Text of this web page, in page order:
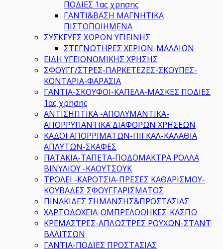
ΠΟΔΙΕΣ 1ας χρησης
ΓΑΝΤΙ&ΒΑΣΗ ΜΑΓΝΗΤΙΚΑ
ΠΙΣΤΟΠΟΙΗΜΕΝΑ
ΣΥΣΚΕΥΕΣ ΧΩΡΩΝ ΥΓΙΕΙΝΗΣ
ΣΤΕΓΝΩΤΗΡΕΣ ΧΕΡΙΩΝ-ΜΑΛΛΙΩΝ
ΕΙΔΗ ΥΓΕΙΟΝΟΜΙΚΗΣ ΧΡΗΣΗΣ
ΣΦΟΥΓΓ/ΣΤΡΕΣ-ΠΑΡΚΕΤΕΖΕΣ-ΣΚΟΥΠΕΣ-
ΚΟΝΤΑΡΙΑ-ΦΑΡΑΣΙΑ
ΓΑΝΤΙΑ-ΣΚΟΥΦΟΙ-ΚΑΠΕΛΑ-ΜΑΣΚΕΣ ΠΟΔΙΕΣ
1ας χρησης
ΑΝΤΙΣΗΠΤΙΚΑ -ΑΠΟΛΥΜΑΝΤΙΚΑ-
ΑΠΟΡΡΥΠΑΝΤΙΚΑ ΔΙΑΦΟΡΩΝ ΧΡΗΣΕΩΝ
ΚΑΔΟΙ ΑΠΟΡΡΙΜΑΤΩΝ-ΠΙΓΚΑΛ-ΚΑΛΑΘΙΑ
ΑΠΛΥΤΩΝ-ΣΚΑΦΕΣ
ΠΑΤΑΚΙΑ-ΤΑΠΕΤΑ-ΠΟΔΟΜΑΚΤΡΑ ΡΟΛΛΑ
ΒΙΝΥΛΙΟΥ -ΚΑΟΥΤΣΟΥΚ
ΤΡΟΛΕΙ -ΚΑΡΟΤΣΙΑ-ΠΡΕΣΕΣ ΚΑΘΑΡΙΣΜΟΥ-
ΚΟΥΒΑΔΕΣ ΣΦΟΥΓΓΑΡΙΣΜΑΤΟΣ
ΠΙΝΑΚΙΔΕΣ ΣΗΜΑΝΣΗΣ&ΠΡΟΣΤΑΣΙΑΣ
ΧΑΡΤΟΔΟΧΕΙΑ-ΟΜΠΡΕΛΟΘΗΚΕΣ-ΚΑΣΠΩ
ΚΡΕΜΑΣΤΡΕΣ-ΑΠΛΩΣΤΡΕΣ ΡΟΥΧΩΝ-ΣΤΑΝΤ
ΒΑΛΙΤΣΩΝ
ΓΑΝΤΙΑ-ΠΟΔΙΕΣ ΠΡΟΣΤΑΣΙΑΣ